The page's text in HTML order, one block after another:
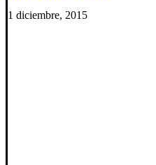
1 diciembre, 2015